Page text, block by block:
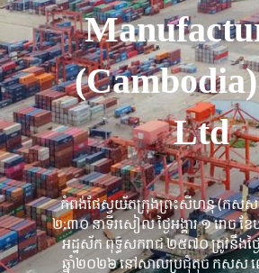
Ltd
កំពង់ផែស្វយ័តក្រុងព្រះសីហនុ (កសស)
២:៣០ នាទីរសៀល ថ្ងៃអង្គារ ១ រោច ខ
អដ្ឋស័ក ពុទ្ធសករាជ ២៥៧០ ត្រូវនឹងថ្
ឆ្នាំ២០២៦ នៅសាលប្រជុំតុច កសស លោ